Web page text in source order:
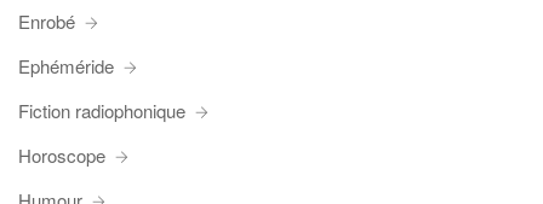
Enrobé
Ephéméride
Fiction radiophonique
Horoscope